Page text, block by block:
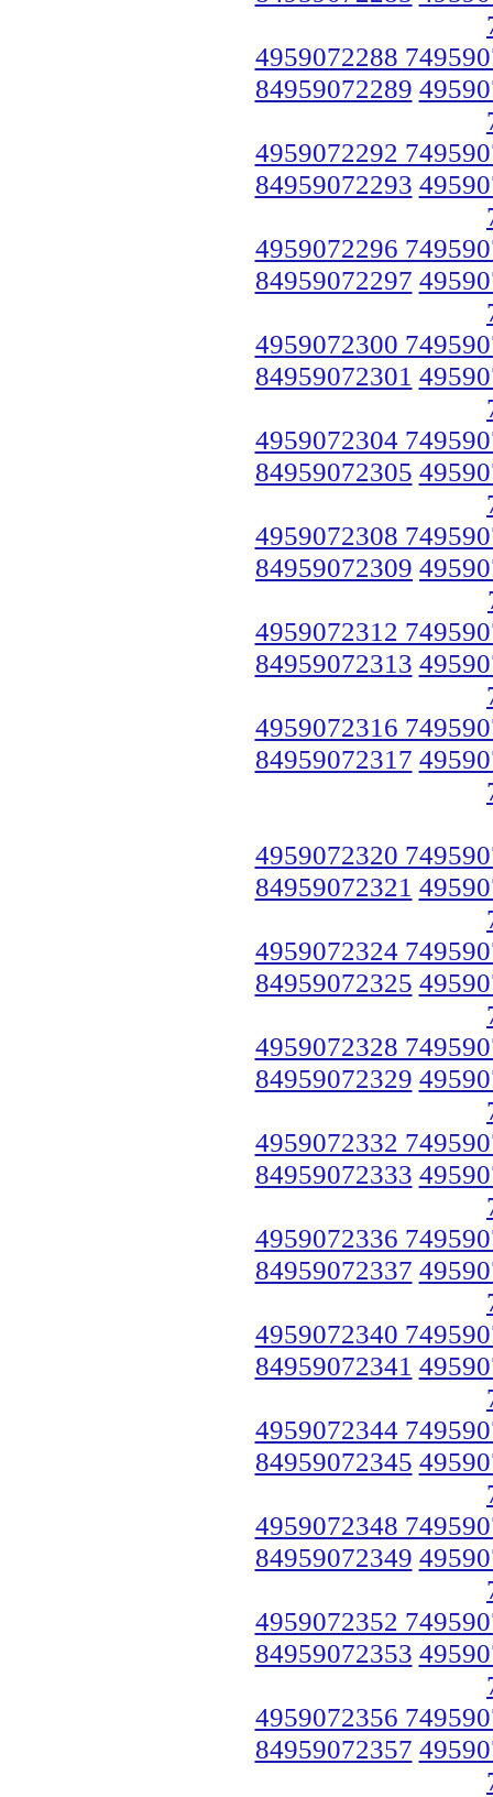
4959072288
84959072289
4959072292
84959072293
4959072296
84959072297
4959072300
84959072301
4959072304
84959072305
4959072308
84959072309
4959072312
84959072313
4959072316
84959072317
4959072320
84959072321
4959072324
84959072325
4959072328
84959072329
4959072332
84959072333
4959072336
84959072337
4959072340
84959072341
4959072344
84959072345
4959072348
84959072349
4959072352
84959072353
4959072356
84959072357